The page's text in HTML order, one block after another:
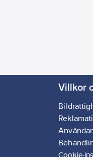
Villkor
Cookie-